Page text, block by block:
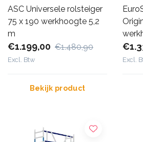
ASC Universele rolsteiger
75 x 190 werkhoogte 5,2
m
€1.199,00 €1.480,90
Excl. Btw
Bekijk product
Excl.